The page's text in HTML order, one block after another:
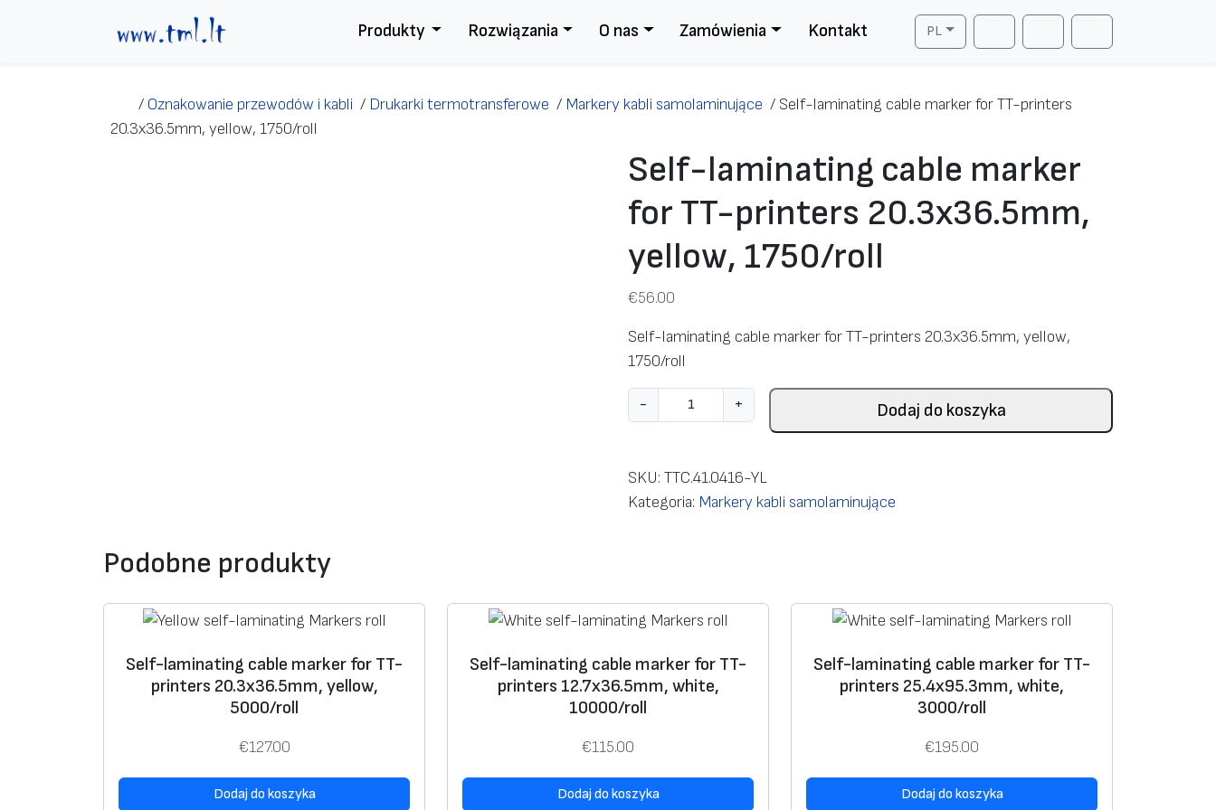
Produkty Rozwiązania O nas Zamówienia Kontakt
PL
Search AccountCart
/ Oznakowanie przewodów i kabli / Drukarki termotransferowe / Markery kabli samolaminujące / Self-laminating cable marker for TT-printers
20.3х36.5mm, yellow, 1750/roll
Self-laminating cable marker
for TT-printers 20.3х36.5mm,
yellow, 1750/roll
€56.00
Self-laminating cable marker for TT-printers 20.3х36.5mm, yellow,
1750/roll
-
l
ś
ć
-
a
m
n
t
+ Dodaj do koszyka
SKU:TTC.41.0416-YL
Kategoria: Markery kabli samolaminujące
Podobne produkty
Self-laminating cable marker for TT-
printers 20.3х36.5mm, yellow,
5000/roll
€127.00
Dodaj do koszyka
Self-laminating cable marker for TT-
printers 12.7х36.5mm, white,
10000/roll
€115.00
Dodaj do koszyka
Self-laminating cable marker for TT-
printers 25.4х95.3mm, white,
3000/roll
€195.00
Dodaj do koszyka